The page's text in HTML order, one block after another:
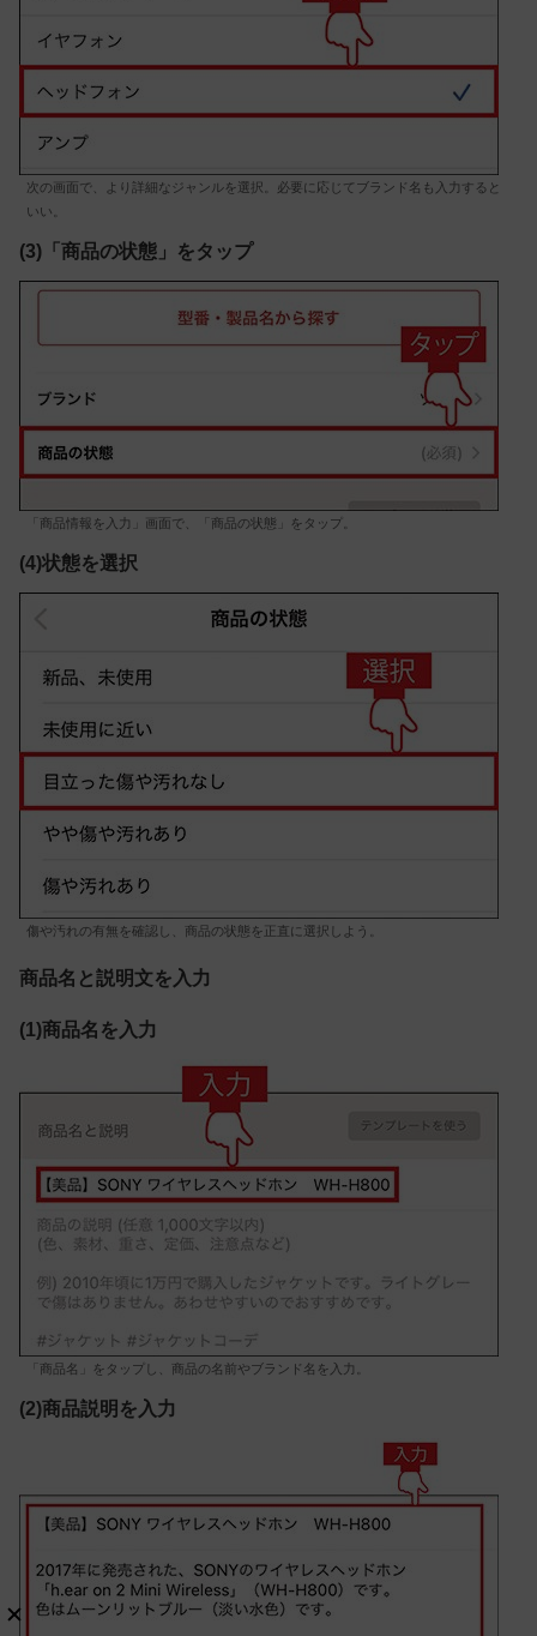
次の画面で、より詳細なジャンルを選択。必要に応じてブランド名も入力すると
いい。
(3)「商品の状態」をタップ
「商品情報を入力」画面で、「商品の状態」をタップ。
(4)状態を選択
傷や汚れの有無を確認し、商品の状態を正直に選択しよう。
商品名と説明文を入力
(1)商品名を入力
「商品名」をタップし、商品の名前やブランド名を入力。
(2)商品説明を入力